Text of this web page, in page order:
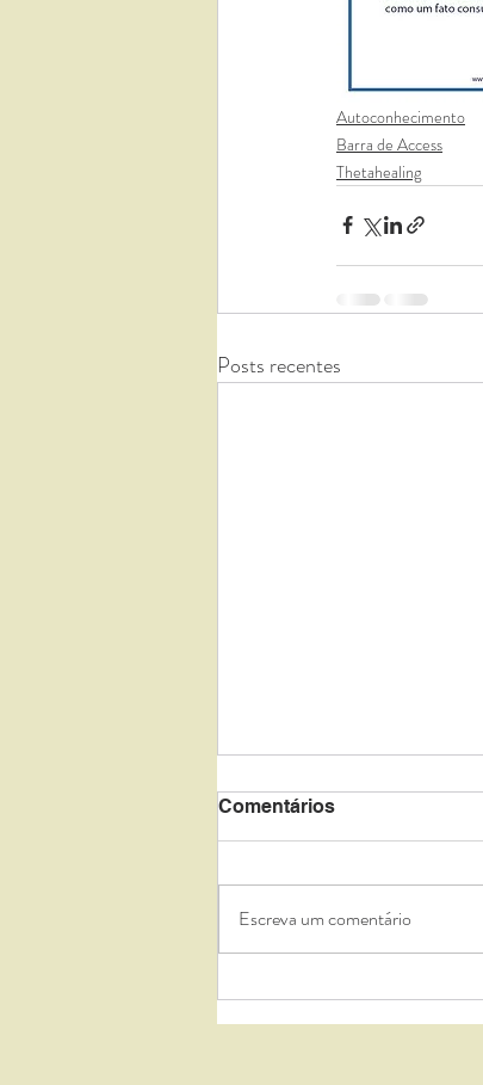
Autoconhecimento
Barra de Access
Thetahealing
Posts recentes
Comentários
Escreva um comentário